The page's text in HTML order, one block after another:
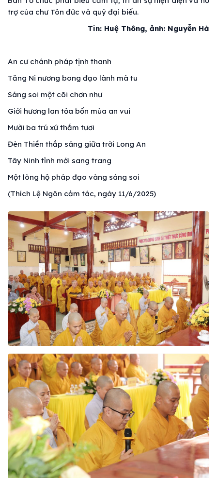
trợ của chư Tôn đức và quý đại biểu.
Tin: Huệ Thông, ảnh: Nguyễn Hà
An cư chánh pháp tịnh thanh
Tăng Ni nương bong đạo lành mà tu
Sáng soi một cõi chơn như
Giới hương lan tỏa bốn mùa an vui
Mười ba trú xứ thắm tươi
Đèn Thiền thắp sáng giữa trời Long An
Tây Ninh tỉnh mới sang trang
Một lòng hộ pháp đạo vàng sáng soi
(Thích Lệ Ngôn cảm tác, ngày 11/6/2025)